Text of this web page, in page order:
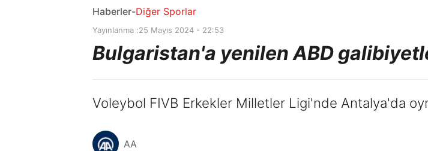
Haberler-Diğer Sporlar
Yayınlanma :25 Mayıs 2024 - 22:53
Bulgaristan'a yenilen ABD
Voleybol FIVB Erkekler Milletler Ligi'nde Antalya'da
AA